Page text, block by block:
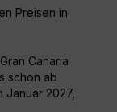
Preisen in
Canaria
schon ab
2027,